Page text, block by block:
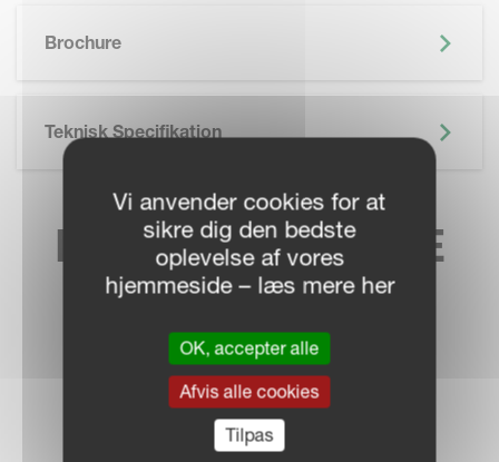
Brochure
Teknisk Specifikation
FIND DIN LOKALE
FORHANDLER
FORHANDLERE
Vi anvender cookies for at
sikre dig den bedste
oplevelse af vores
hjemmeside – læs mere her
OK, accepter alle
Afvis alle cookies
Tilpas